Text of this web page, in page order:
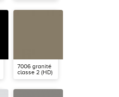
7006 granité
classe 2 (HD)